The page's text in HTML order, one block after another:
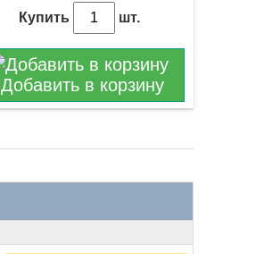
Купить шт.
Добавить в корзину